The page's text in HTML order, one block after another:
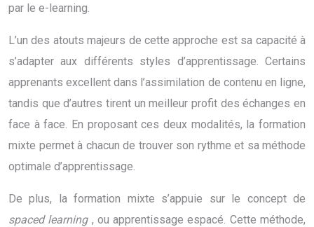
par le e-learning.
L’un des atouts majeurs de cette approche est sa capacité à
s’adapter aux différents styles d’apprentissage. Certains
apprenants excellent dans l’assimilation de contenu en ligne,
tandis que d’autres tirent un meilleur profit des échanges en
face à face. En proposant ces deux modalités, la formation
mixte permet à chacun de trouver son rythme et sa méthode
optimale d’apprentissage.
De plus, la formation mixte s’appuie sur le concept de
spaced learning , ou apprentissage espacé. Cette méthode,